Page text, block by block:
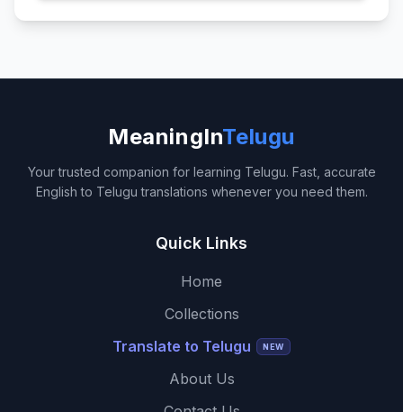
MeaningInTelugu
Your trusted companion for learning Telugu. Fast, accurate
English to Telugu translations whenever you need them.
Quick Links
Home
Collections
Translate to Telugu
NEW
About Us